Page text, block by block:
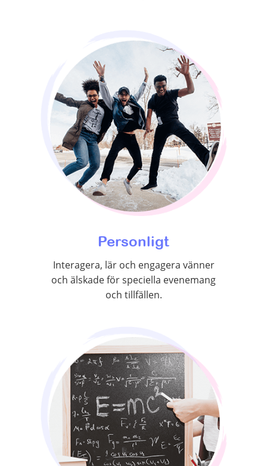
Personligt
Interagera, lär och engagera vänner
och älskade för speciella evenemang
och tillfällen.